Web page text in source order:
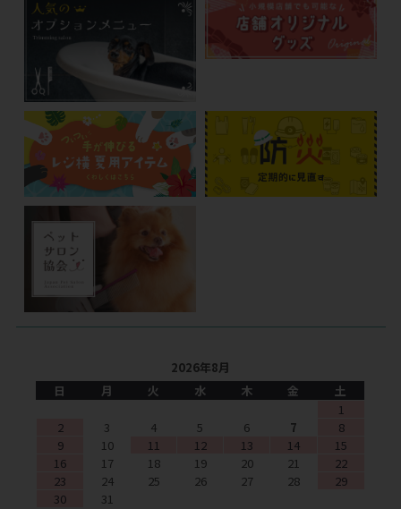
2026年8月
日
月 火 水 木 金
土
1
2
3 4 5 6 7
8
9
10 11 12 13 14
15
16
17 18 19 20 21
22
23
24 25 26 27 28
29
30
31